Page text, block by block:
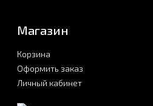
Магазин
Корзина
Оформить заказ
Личный кабинет